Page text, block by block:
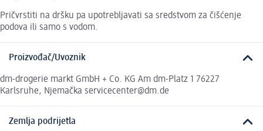
Pričvrstiti na dršku pa upotrebljavati sa sredstvom za čišćenje
podova ili samo s vodom.
Proizvođač/Uvoznik
dm-drogerie markt GmbH + Co. KG Am dm-Platz 1 76227
Karlsruhe, Njemačka servicecenter@dm.de
Zemlja podrijetla